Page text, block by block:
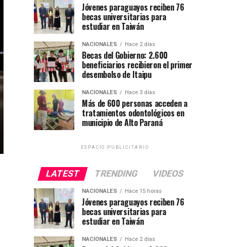
Jóvenes paraguayos reciben 76
becas universitarias para
estudiar en Taiwán
NACIONALES Hace 2 días
Becas del Gobierno: 2.600
beneficiarios recibieron el primer
desembolso de Itaipu
NACIONALES Hace 3 días
Más de 600 personas acceden a
tratamientos odontológicos en
municipio de Alto Paraná
ESPACIO PUBLICITARIO
LATEST TRENDING VIDEOS
NACIONALES Hace 15 horas
Jóvenes paraguayos reciben 76
becas universitarias para
estudiar en Taiwán
NACIONALES Hace 2 días